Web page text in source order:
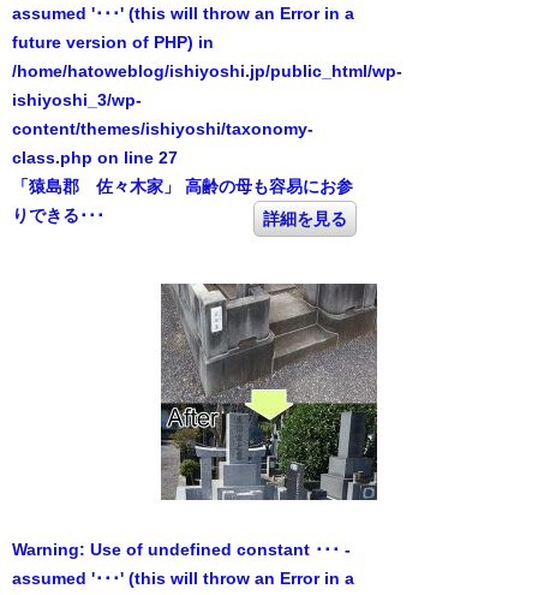
assumed '･･･' (this will throw an Error in a
future version of PHP) in
/home/hatoweblog/ishiyoshi.jp/public_html/wp-
ishiyoshi_3/wp-
content/themes/ishiyoshi/taxonomy-
class.php on line 27
「猿島郡 佐々木家」 高齢の母も容易にお参
りできる･･･
詳細を見る
Warning: Use of undefined constant ･･･ -
assumed '･･･' (this will throw an Error in a